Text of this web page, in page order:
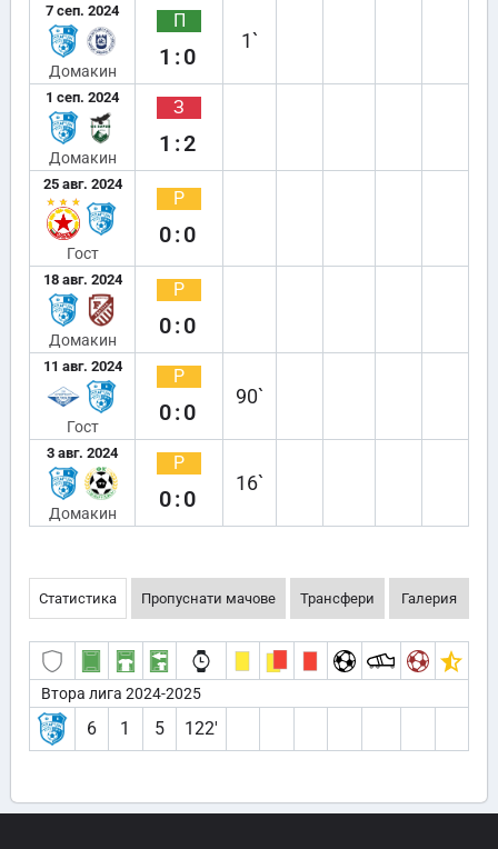
7 сеп. 2024
Домакин
П
1:0
1`
1 сеп. 2024
Домакин
З
1:2
25 авг. 2024
Гост
Р
0:0
18 авг. 2024
Домакин
Р
0:0
11 авг. 2024
Гост
Р
0:0
90`
3 авг. 2024
Домакин
Р
0:0
16`
Статистика Пропуснати мачове Трансфери Галерия
Втора лига 2024-2025
6 1 5 122′